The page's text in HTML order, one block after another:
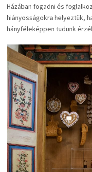
Házában fogadni és
hiányosságokra helyeztük,
hányféleképpen tudunk